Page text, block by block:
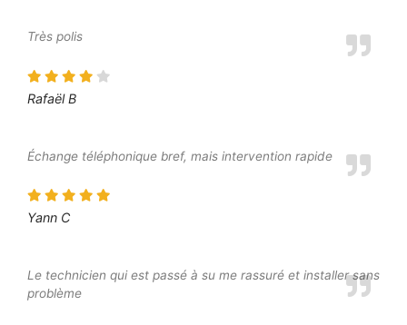
Très polis
Rafaël B
Échange téléphonique bref, mais intervention rapide
Yann C
Le technicien qui est passé à su me rassuré et installer sans
problème